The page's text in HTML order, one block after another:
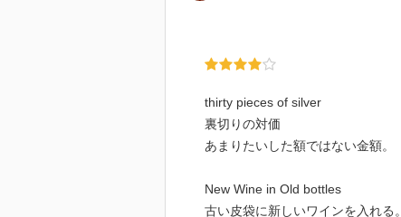
thirty pieces of silver
裏切りの対価
あまりたいした額ではない金額。
New Wine in Old bottles
古い皮袋に新しいワインを入れる。